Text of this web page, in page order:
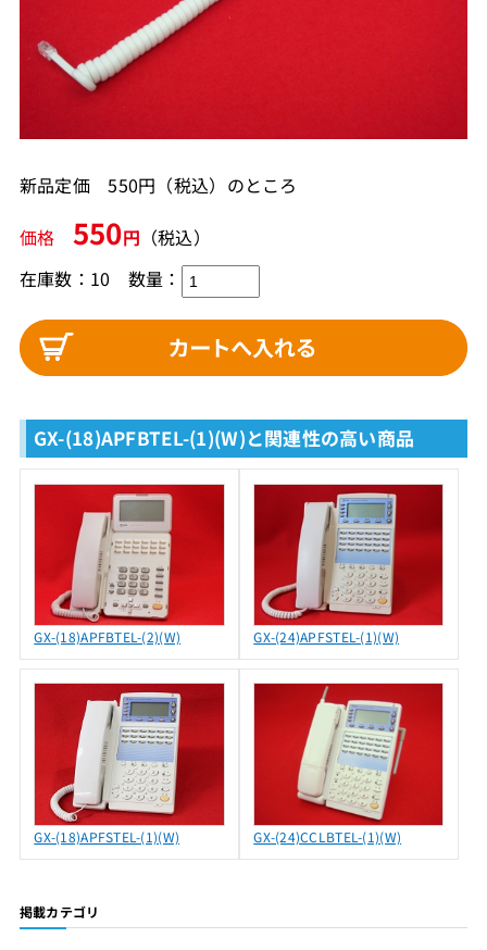
新品定価 550円（税込）のところ
価格 550円 （税込）
在庫数：10 数量：
GX-(18)APFBTEL-(1)(W)と関連性の高い商品
GX-(18)APFBTEL-(2)(W) GX-(24)APFSTEL-(1)(W)
GX-(18)APFSTEL-(1)(W) GX-(24)CCLBTEL-(1)(W)
掲載カテゴリ